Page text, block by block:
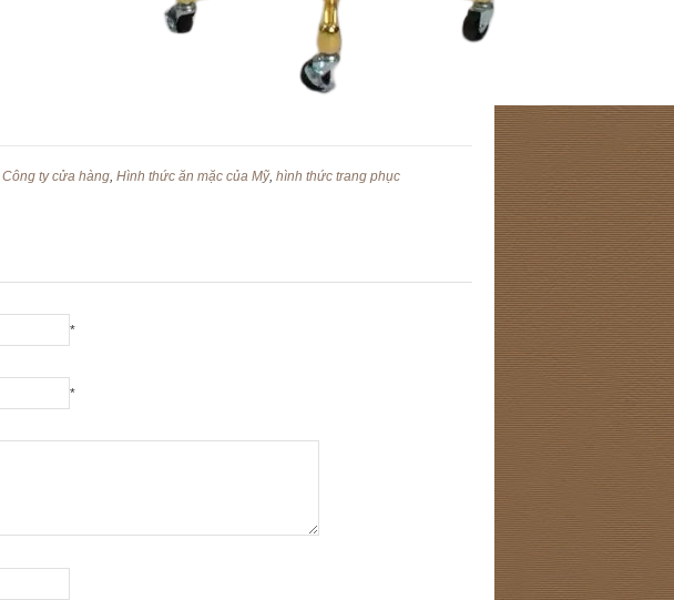
Công ty cửa hàng, Hình thức ăn mặc của Mỹ, hình thức trang phục
*
*